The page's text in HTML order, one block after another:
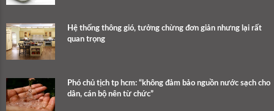
Hệ thống thông gió, tưởng chừng đơn giản nhưng lại rất
quan trọng
Phó chủ tịch tp hcm: “không đảm bảo nguồn nước sạch cho
dân, cán bộ nên từ chức”